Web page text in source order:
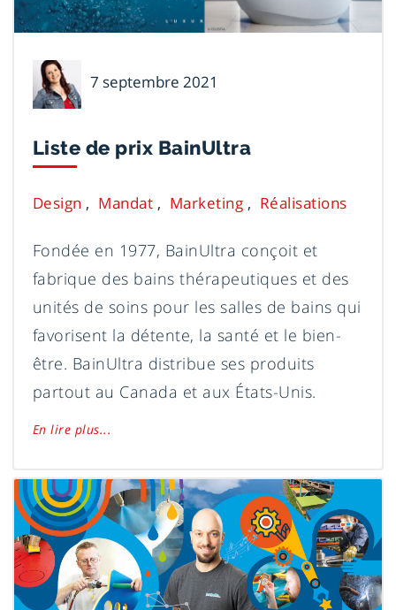
Larochelle
7 septembre 2021
Liste de prix BainUltra
Design Mandat Marketing Réalisations
Fondée en 1977, BainUltra conçoit et
fabrique des bains thérapeutiques et des
unités de soins pour les salles de bains qui
favorisent la détente, la santé et le bien-
être. BainUltra distribue ses produits
partout au Canada et aux États-Unis.
En lire plus...